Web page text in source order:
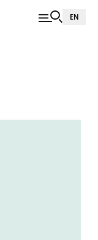
EN